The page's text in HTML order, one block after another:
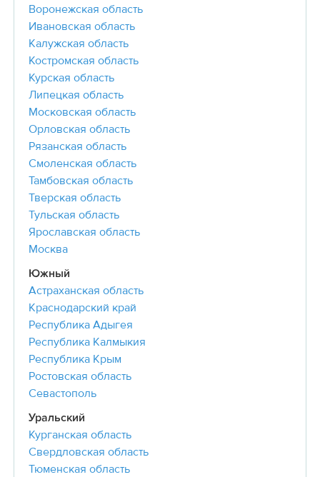
Воронежская область
Ивановская область
Калужская область
Костромская область
Курская область
Липецкая область
Московская область
Орловская область
Рязанская область
Смоленская область
Тамбовская область
Тверская область
Тульская область
Ярославская область
Москва
Южный
Астраханская область
Краснодарский край
Республика Адыгея
Республика Калмыкия
Республика Крым
Ростовская область
Севастополь
Уральский
Курганская область
Свердловская область
Тюменская область